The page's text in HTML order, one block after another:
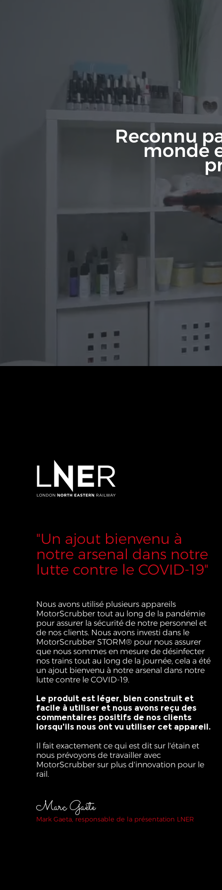
Reconnu
monde
"Un ajout bienvenu à
notre arsenal dans notre
lutte contre le COVID-19"
Nous avons utilisé plusieurs appareils
MotorScrubber tout au long de la pandémie
pour assurer la sécurité de notre personnel et
de nos clients. Nous avons investi dans le
MotorScrubber STORM® pour nous assurer
que nous sommes en mesure de désinfecter
nos trains tout au long de la journée, cela a été
un ajout bienvenu à notre arsenal dans notre
lutte contre le COVID-19.
Le produit est léger, bien construit et
facile à utiliser et nous avons reçu des
commentaires positifs de nos clients
lorsqu'ils nous ont vu utiliser cet appareil.
Il fait exactement ce qui est dit sur l'étain et
nous prévoyons de travailler avec
MotorScrubber sur plus d'innovation pour le
rail.
Marc Gaète
Mark Gaeta, responsable de la présentation LNER